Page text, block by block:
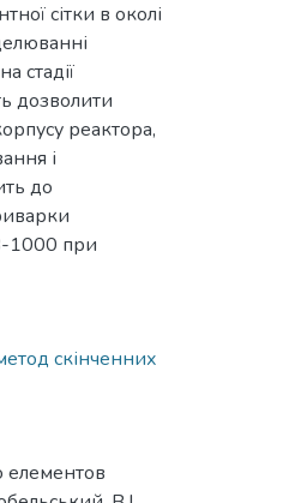
сітки в околі
стадії
дозволити
реактора,
і
до
1000 при
скінченних
елементов